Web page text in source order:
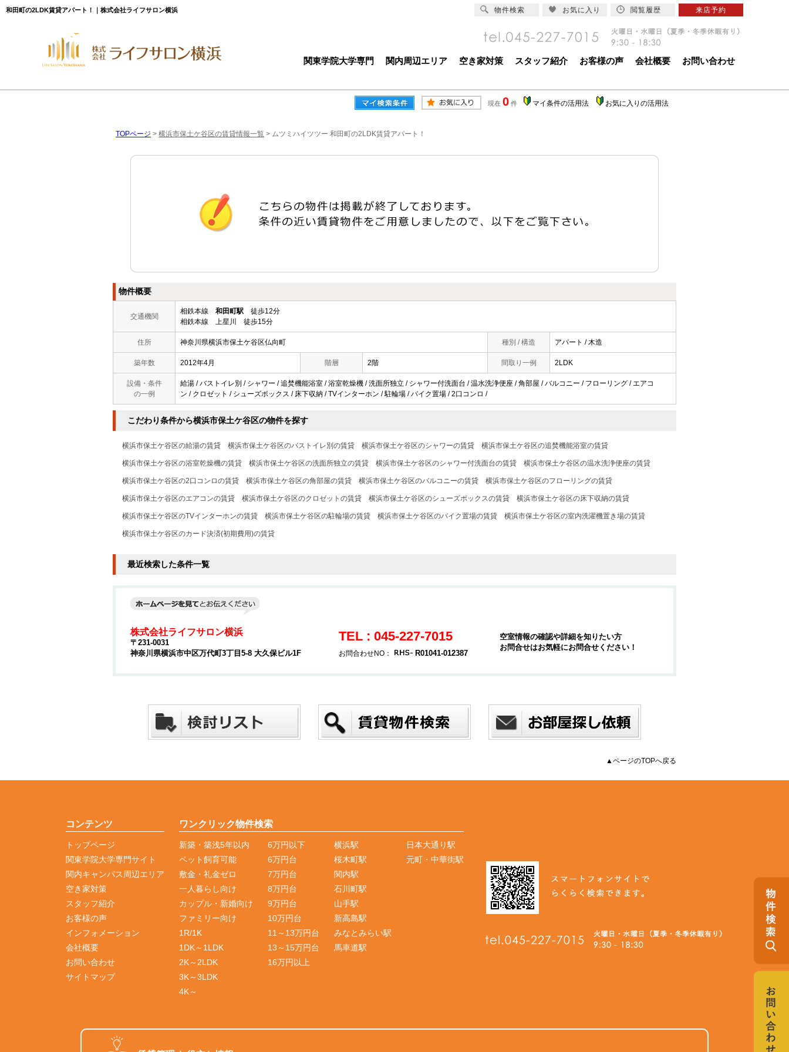
和田町の2LDK賃貸アパート！｜株式会社ライフサロン横浜
関東学院大学専門 関内周辺エリア 空き家対策 スタッフ紹介 お客様の声 会社概要 お問い合わせ
現在 0 件 マイ条件の活用法 お気に入りの活用法
TOPページ > 横浜市保土ケ谷区の賃貸情報一覧 > ムツミハイツツー 和田町の2LDK賃貸アパート！
物件概要
交通機関
相鉄本線 和田町駅 徒歩12分
相鉄本線 上星川 徒歩15分
住所 神奈川県横浜市保土ケ谷区仏向町 種別 / 構造 アパート / 木造
築年数 2012年4月 階層 2階 間取り一例 2LDK
設備・条件
の一例
給湯 / バストイレ別 / シャワー / 追焚機能浴室 / 浴室乾燥機 / 洗面所独立 / シャワー付洗面台 / 温水洗浄便座 / 角部屋 / バルコニー / フローリング / エアコ
ン / クロゼット / シューズボックス / 床下収納 / TVインターホン / 駐輪場 / バイク置場 / 2口コンロ /
こだわり条件から横浜市保土ケ谷区の物件を探す
横浜市保土ケ谷区の給湯の賃貸 横浜市保土ケ谷区のバストイレ別の賃貸 横浜市保土ケ谷区のシャワーの賃貸 横浜市保土ケ谷区の追焚機能浴室の賃貸
横浜市保土ケ谷区の浴室乾燥機の賃貸 横浜市保土ケ谷区の洗面所独立の賃貸 横浜市保土ケ谷区のシャワー付洗面台の賃貸 横浜市保土ケ谷区の温水洗浄便座の賃貸
横浜市保土ケ谷区の2口コンロの賃貸 横浜市保土ケ谷区の角部屋の賃貸 横浜市保土ケ谷区のバルコニーの賃貸 横浜市保土ケ谷区のフローリングの賃貸
横浜市保土ケ谷区のエアコンの賃貸 横浜市保土ケ谷区のクロゼットの賃貸 横浜市保土ケ谷区のシューズボックスの賃貸 横浜市保土ケ谷区の床下収納の賃貸
横浜市保土ケ谷区のTVインターホンの賃貸 横浜市保土ケ谷区の駐輪場の賃貸 横浜市保土ケ谷区のバイク置場の賃貸 横浜市保土ケ谷区の室内洗濯機置き場の賃貸
横浜市保土ケ谷区のカード決済(初期費用)の賃貸
最近検索した条件一覧
株式会社ライフサロン横浜
〒231-0031
神奈川県横浜市中区万代町3丁目5-8 大久保ビル1F
TEL : 045-227-7015
お問合わせNO： R01041-012387
空室情報の確認や詳細を知りたい方
お問合せはお気軽にお問合せください！
▲ページのTOPへ戻る
コンテンツ
トップページ
関東学院大学専門サイト
関内キャンパス周辺エリア
空き家対策
スタッフ紹介
お客様の声
インフォメーション
会社概要
お問い合わせ
サイトマップ
ワンクリック物件検索
新築・築浅5年以内
ペット飼育可能
敷金・礼金ゼロ
一人暮らし向け
カップル・新婚向け
ファミリー向け
1R/1K
1DK～1LDK
2K～2LDK
3K～3LDK
4K～
6万円以下
6万円台
7万円台
8万円台
9万円台
10万円台
11～13万円台
13～15万円台
16万円以上
横浜駅
桜木町駅
関内駅
石川町駅
山手駅
新高島駅
みなとみらい駅
馬車道駅
日本大通り駅
元町・中華街駅
物件検索 お気に入り 閲覧履歴 来店予約